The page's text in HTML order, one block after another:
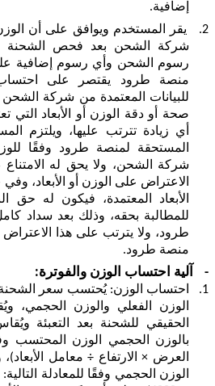
إضافية.
2.
يقر المستخدم ويوافق على أن
شركة الشحن بعد فحص
رسوم الشحن وأي رسوم إضافية على
منصة طرود يقتصر على احتساب
للبيانات المعتمدة من شركة
صحة أو دقة الوزن أو الأبعاد
أي زيادة تترتب عليها، ويلتزم
المستحقة لمنصة طرود وفقًا
شركة الشحن، ولا يحق له
الاعتراض على الوزن أو الأبعاد،
الأبعاد المعتمدة، فيكون له
للمطالبة بحقه، وذلك بعد سداد
طرود، ولا يترتب على هذا
منصة طرود.
- آلية احتساب الوزن والفوترة:
1.
احتساب الوزن: يُحتسب سعر الشحنة
الوزن الفعلي والوزن الحجمي،
الحقيقي للشحنة بعد التعبئة
بالوزن الحجمي الوزن المحتسب
العرض × الارتفاع ÷ معامل
الوزن الحجمي وفقًا للمعادلة